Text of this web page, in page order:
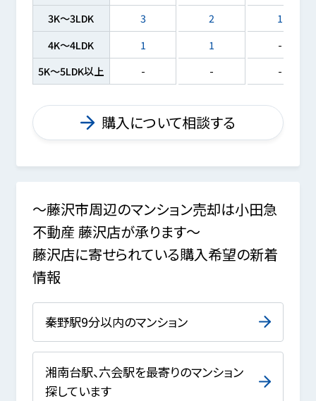
3K～3LDK
4K～4LDK
5K～5LDK以上
3
1
-
2
1
-
1
-
-
購入について相談する
～藤沢市周辺のマンション売却は小田急
不動産 藤沢店が承ります～
藤沢店に寄せられている購入希望の新着
情報
秦野駅9分以内のマンション
湘南台駅、六会駅を最寄りのマンション
探しています